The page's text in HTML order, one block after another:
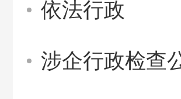
依法行政
涉企行政检查